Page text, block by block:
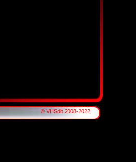
© VHSdb 2008-2022